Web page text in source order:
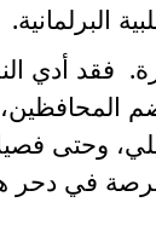
البرلمانية.
الحزب بهزيمة كبيرة.
منيعة تضم
وحتى
فرصة في دحر